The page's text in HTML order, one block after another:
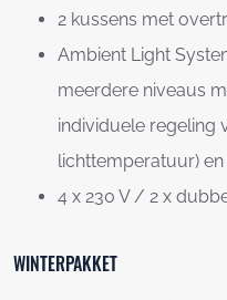
2 kussens met
Ambient Light
meerdere niveaus
individuele regeling
lichttemperatuur)
4 x 230 V / 2 x
WINTERPAKKET